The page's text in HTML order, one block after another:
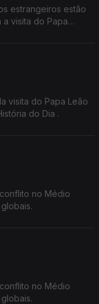
estrangeiros estão
visita do Papa
visita do Papa Leão
do Dia .
no Médio
no Médio